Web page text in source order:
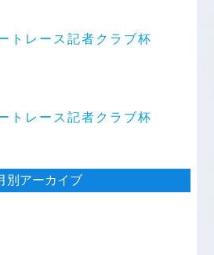
トレース記者クラブ杯
トレース記者クラブ杯
別アーカイブ